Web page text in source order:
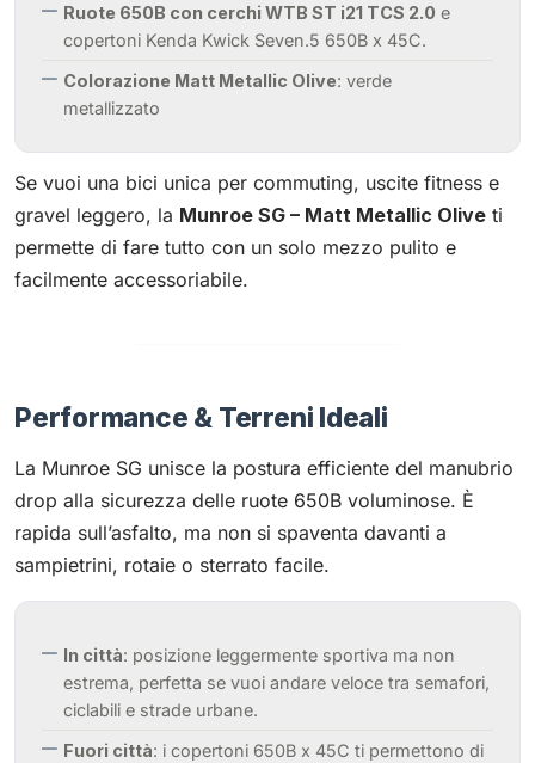
Ruote 650B con cerchi WTB ST i21 TCS 2.0 e
copertoni Kenda Kwick Seven.5 650B x 45C.
Colorazione Matt Metallic Olive: verde
metallizzato
Se vuoi una bici unica per commuting, uscite fitness e
gravel leggero, la Munroe SG – Matt Metallic Olive ti
permette di fare tutto con un solo mezzo pulito e
facilmente accessoriabile.
Performance & Terreni Ideali
La Munroe SG unisce la postura efficiente del manubrio
drop alla sicurezza delle ruote 650B voluminose. È
rapida sull’asfalto, ma non si spaventa davanti a
sampietrini, rotaie o sterrato facile.
In città: posizione leggermente sportiva ma non
estrema, perfetta se vuoi andare veloce tra semafori,
ciclabili e strade urbane.
Fuori città: i copertoni 650B x 45C ti permettono di